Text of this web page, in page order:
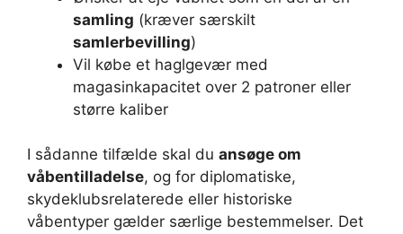
samling (kræver særskilt
samlerbevilling)
Vil købe et haglgevær med
magasinkapacitet over 2 patroner eller
større kaliber
I sådanne tilfælde skal du ansøge om
våbentilladelse, og for diplomatiske,
skydeklubsrelaterede eller historiske
våbentyper gælder særlige bestemmelser. Det